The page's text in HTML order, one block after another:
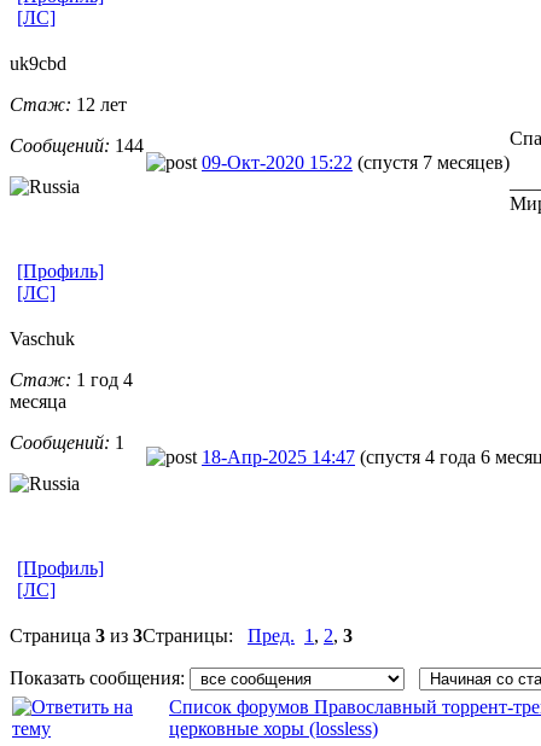
[ЛС]
uk9cbd
Стаж: 12 лет
Сообщений: 144
09-Окт-2020 15:22 (спустя 7 месяцев)
[Профиль]
[ЛС]
Vaschuk
Стаж: 1 год 4
месяца
Сообщений: 1
18-Апр-2025 14:47 (спустя 4 года 6
[Профиль]
[ЛС]
Страница 3 из 3Страницы: Пред. 1 , 2, 3
Показать сообщения:
Список форумов Православный торрент-
церковные хоры (lossless)